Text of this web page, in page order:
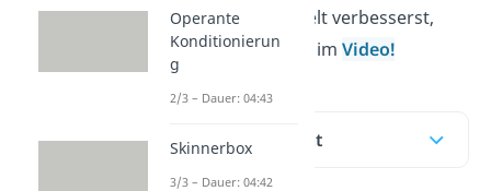
Körpersprache gezielt verbesserst,
erfährst du hier und im Video!
Inhaltsübersicht
Operante
Konditionierun
g
2/3 – Dauer: 04:43
Skinnerbox
3/3 – Dauer: 04:42